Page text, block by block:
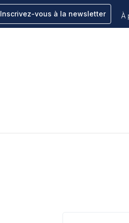
Inscrivez-vous à la newsletter À